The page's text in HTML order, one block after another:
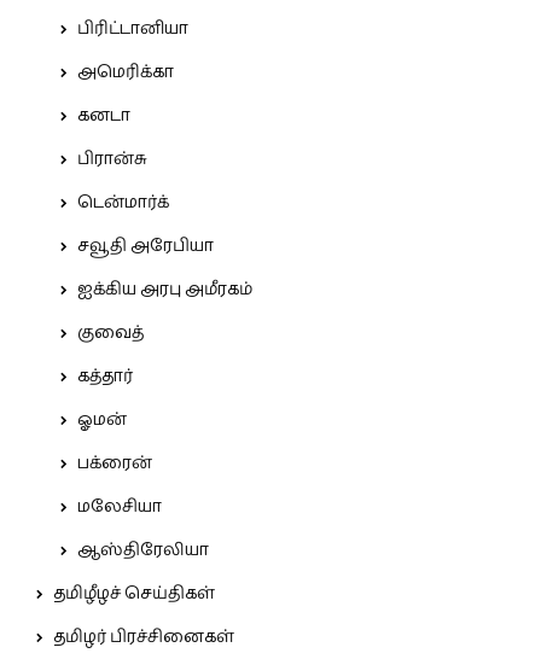
பிரிட்டானியா
அமெரிக்கா
கனடா
பிரான்சு
டென்மார்க்
சவூதி அரேபியா
ஐக்கிய அரபு அமீரகம்
குவைத்
கத்தார்
ஓமன்
பக்ரைன்
மலேசியா
ஆஸ்திரேலியா
தமிழீழச் செய்திகள்
தமிழர் பிரச்சினைகள்